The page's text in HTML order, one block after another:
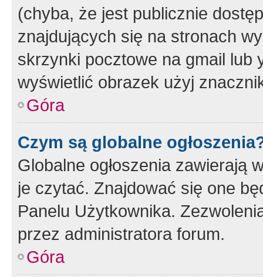
(chyba, że jest publicznie
znajdujących się na stronach
skrzynki pocztowe na gmail lub
wyświetlić obrazek użyj
Góra
Czym są globalne
Globalne ogłoszenia zawierają
je czytać. Znajdować się one
Panelu Użytkownika.
przez administratora forum.
Góra